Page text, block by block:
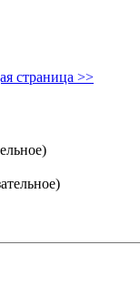
страница >>